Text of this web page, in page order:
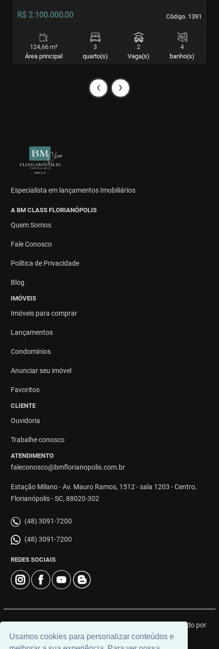
Usamos cookies para personalizar conteúdos e
Código. 1391
Código. 1391
R$ 2.100.000,00
124,66 m²
Área principal
3
quarto(s)
2
Vaga(s)
4
banho(s)
‹ ›
Especialista em lançamentos Imobiliários
A BM CLASS FLORIANÓPOLIS
Quem Somos
Fale Conosco
Política de Privacidade
Blog
IMÓVEIS
Imóveis para comprar
Lançamentos
Condomínios
Anunciar seu imóvel
Favoritos
CLIENTE
Ouvidoria
Trabalhe conosco
ATENDIMENTO
faleconosco@bmflorianopolis.com.br
Estação Milano - Av. Mauro Ramos, 1512 - sala 1203 - Centro,
Florianópolis - SC, 88020-302
(48) 3091-7200
(48) 3091-7200
REDES SOCIAIS
© 2026 | BM Class Florianópolis | CRECI: 4919J | Desenvolvido por
Universal Software.